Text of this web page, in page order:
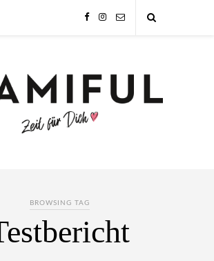
BROWSING TAG